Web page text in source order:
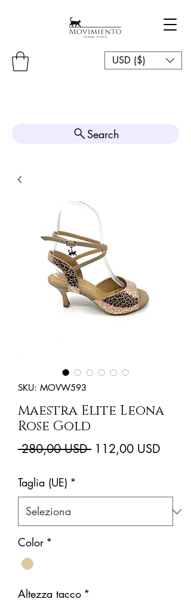
USD ($)
Search
SKU: MOVW593
Maestra Elite Leona
Rose Gold
280,00 USD Prezzo
112,00 USD
Taglia (UE) *
Color *
Altezza tacco *